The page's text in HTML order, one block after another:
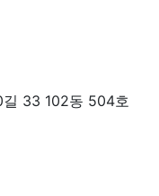
길 33 102동 504호